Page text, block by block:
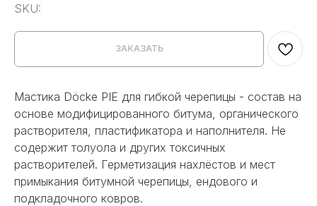
SKU:
ЗАКАЗАТЬ
Мастика Döcke PIE для гибкой черепицы - состав на
основе модифицированного битума, органического
растворителя, пластификатора и наполнителя. Не
содержит толуола и других токсичных
растворителей. Герметизация нахлёстов и мест
примыкания битумной черепицы, ендового и
подкладочного ковров.